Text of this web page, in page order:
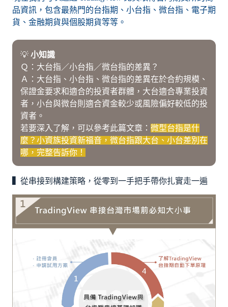
品資訊，包含最熱門的台指期、小台指、微台指、電子期
貨、金融期貨與個股期貨等等。
💡 小知識
Ｑ：大台指／小台指／微台指的差異？
Ａ：大台指、小台指、微台指的差異在於合約規模、
保證金要求和適合的投資者群體，大台適合專業投資
者，小台與微台則適合資金較少或風險偏好較低的投
資者。
若要深入了解，可以參考此篇文章： 微型台指是什
麼？小資族投資新福音，微台指跟大台、小台差別在
哪，完整告訴你！
從串接到構建策略，從零到一手把手帶你扎實走一遍